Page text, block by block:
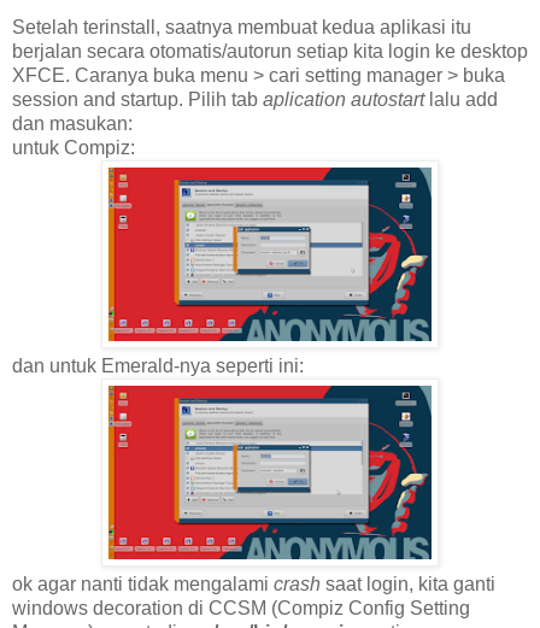
Setelah terinstall, saatnya membuat kedua aplikasi itu
berjalan secara otomatis/autorun setiap kita login ke desktop
XFCE. Caranya buka menu > cari setting manager > buka
session and startup. Pilih tab aplication autostartlalu add
dan masukan:
untuk Compiz:
dan untuk Emerald-nya seperti ini:
ok agar nanti tidak mengalami crash saat login, kita ganti
windows decoration di CCSM (Compiz Config Setting